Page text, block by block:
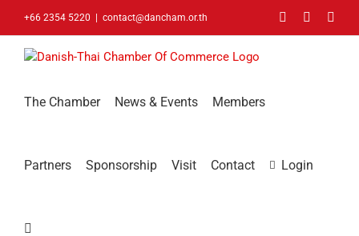
+66 2354 5220 contact@dancham.or.th FacebookLinkedIn
The Chamber News & Events Members
Partners Sponsorship Visit Contact Login